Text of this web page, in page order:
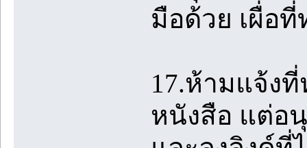
มือด้วย เผื่อ
17.ห้ามแจ้ง
หนังสือ แต่อ